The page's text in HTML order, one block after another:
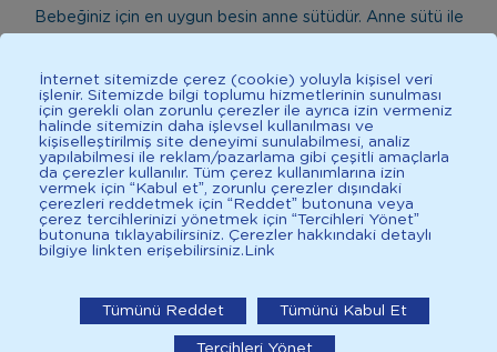
Bebeğiniz için en uygun besin anne sütüdür. Anne sütü ile
danışınız. Bu sitede yayınlanan bilgiler hekim tavsiyesi
yerine geçmez. En doğru bilgi için doktorunuza danışınız.
Sağlıklı yaşam için dengeli, çeşitli beslenilmelidir. *D vitamini
çocuklarda bağışıklık sisteminin normal işlevine katkıda
bulunur.
İnternet sitemizde çerez (cookie) yoluyla kişisel veri
işlenir. Sitemizde bilgi toplumu hizmetlerinin sunulması
için gerekli olan zorunlu çerezler ile ayrıca izin vermeniz
halinde sitemizin daha işlevsel kullanılması ve
kişiselleştirilmiş site deneyimi sunulabilmesi, analiz
yapılabilmesi ile reklam/pazarlama gibi çeşitli amaçlarla
da çerezler kullanılır. Tüm çerez kullanımlarına izin
vermek için “Kabul et”, zorunlu çerezler dışındaki
çerezleri reddetmek için “Reddet” butonuna veya
çerez tercihlerinizi yönetmek için “Tercihleri Yönet”
butonuna tıklayabilirsiniz. Çerezler hakkındaki detaylı
bilgiye linkten erişebilirsiniz. Link
Tümünü Reddet Tümünü Kabul Et
Tercihleri Yönet